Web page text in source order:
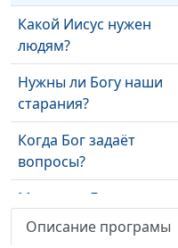
Какой Иисус нужен
людям?
Нужны ли Богу наши
старания?
Когда Бог задаёт
вопросы?
Может ли Бог
отменить прощение?
Описание програмы